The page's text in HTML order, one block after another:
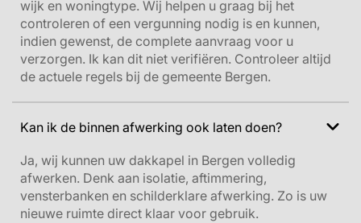
wijk en woningtype. Wij helpen u graag bij het
controleren of een vergunning nodig is en kunnen,
indien gewenst, de complete aanvraag voor u
verzorgen. Ik kan dit niet verifiëren. Controleer altijd
de actuele regels bij de gemeente Bergen.
Kan ik de binnen afwerking ook laten doen?
Ja, wij kunnen uw dakkapel in Bergen volledig
afwerken. Denk aan isolatie, aftimmering,
vensterbanken en schilderklare afwerking. Zo is uw
nieuwe ruimte direct klaar voor gebruik.